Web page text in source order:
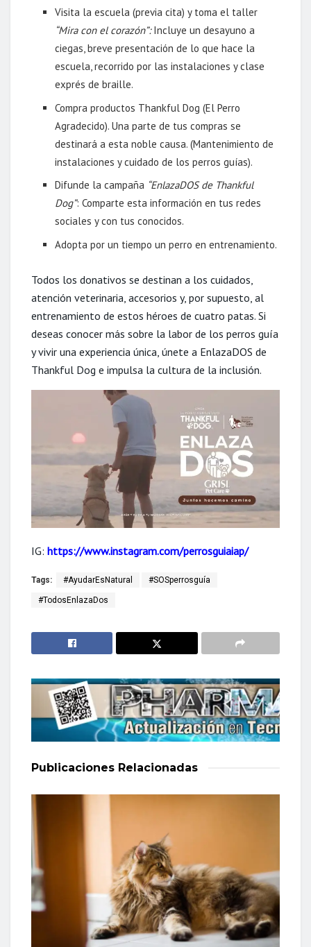
Visita la escuela (previa cita) y toma el taller
“Mira con el corazón”:Incluye un desayuno a
ciegas, breve presentación de lo que hace la
escuela, recorrido por las instalaciones y clase
exprés de braille.
Compra productos Thankful Dog (El Perro
Agradecido). Una parte de tus compras se
destinará a esta noble causa. (Mantenimiento de
instalaciones y cuidado de los perros guías).
Difunde la campaña “EnlazaDOS de Thankful
Dog”: Comparte esta información en tus redes
sociales y con tus conocidos.
Adopta por un tiempo un perro en entrenamiento.
Todos los donativos se destinan a los cuidados,
atención veterinaria, accesorios y, por supuesto, al
entrenamiento de estos héroes de cuatro patas. Si
deseas conocer más sobre la labor de los perros guía
y vivir una experiencia única, únete a EnlazaDOS de
Thankful Dog e impulsa la cultura de la inclusión.
IG: https://www.instagram.com/perrosguiaiap/
Tags: #AyudarEsNatural #SOSperrosguía
#TodosEnlazaDos
Publicaciones Relacionadas